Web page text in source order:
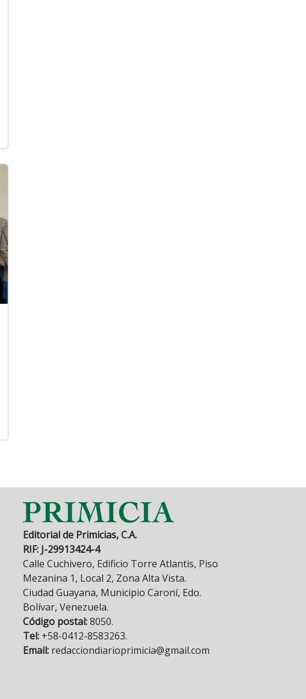
Editorial de Primicias, C.A.
RIF: J-29913424-4
Calle Cuchivero, Edificio Torre Atlantis, Piso
Mezanina 1, Local 2, Zona Alta Vista.
Ciudad Guayana, Municipio Caroní, Edo.
Bolívar, Venezuela.
Código postal:8050.
Tel: +58-0412-8583263.
Email: redacciondiarioprimicia@gmail.com